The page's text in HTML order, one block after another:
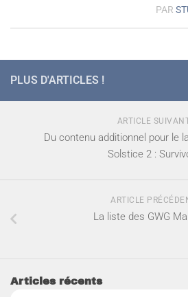
PAR
PLUS D'ARTICLES !
ARTICLE
Du contenu additionnel pour le
Solstice 2 :
ARTICLE
La liste des GWG
Articles récents